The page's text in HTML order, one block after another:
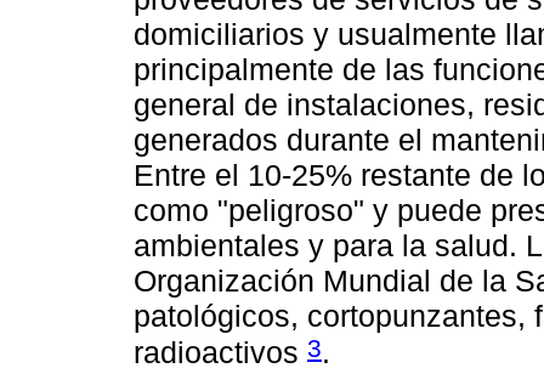
domiciliarios y usualmente
principalmente de las
general de instalaciones,
generados durante el
Entre el 10-25% restante de
como "peligroso" y puede
ambientales y para la salud.
Organización Mundial de la
patológicos, cortopunzantes,
radioactivos 3.